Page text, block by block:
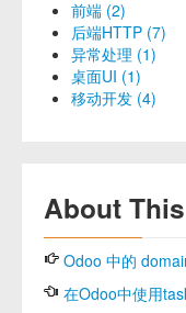
前端 (2)
后端HTTP (7)
异常处理 (1)
桌面UI (1)
移动开发 (4)
About
Odoo 中的
在Odoo中使用